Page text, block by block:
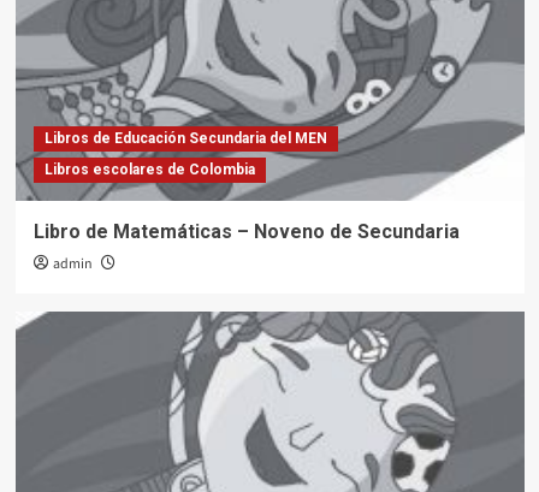
Libros de Educación Secundaria del MEN
Libros escolares de Colombia
Libro de Matemáticas – Noveno de Secundaria
admin